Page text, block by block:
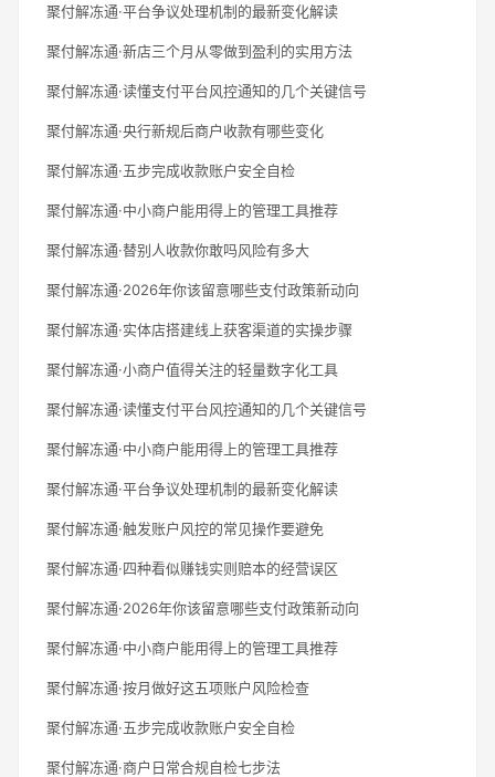
聚付解冻通·平台争议处理机制的最新变化解读
聚付解冻通·新店三个月从零做到盈利的实用方法
聚付解冻通·读懂支付平台风控通知的几个关键信号
聚付解冻通·央行新规后商户收款有哪些变化
聚付解冻通·五步完成收款账户安全自检
聚付解冻通·中小商户能用得上的管理工具推荐
聚付解冻通·替别人收款你敢吗风险有多大
聚付解冻通·2026年你该留意哪些支付政策新动向
聚付解冻通·实体店搭建线上获客渠道的实操步骤
聚付解冻通·小商户值得关注的轻量数字化工具
聚付解冻通·读懂支付平台风控通知的几个关键信号
聚付解冻通·中小商户能用得上的管理工具推荐
聚付解冻通·平台争议处理机制的最新变化解读
聚付解冻通·触发账户风控的常见操作要避免
聚付解冻通·四种看似赚钱实则赔本的经营误区
聚付解冻通·2026年你该留意哪些支付政策新动向
聚付解冻通·中小商户能用得上的管理工具推荐
聚付解冻通·按月做好这五项账户风险检查
聚付解冻通·五步完成收款账户安全自检
聚付解冻通·商户日常合规自检七步法